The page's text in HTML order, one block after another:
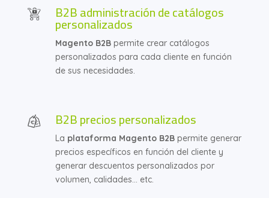
B2B administración de catálogos
personalizados
Magento B2Bpermite crear catálogos
personalizados para cada cliente en función
de sus necesidades.
B2B precios personalizados
La plataforma Magento B2Bpermite generar
precios específicos en función del cliente y
generar descuentos personalizados por
volumen, calidades… etc.